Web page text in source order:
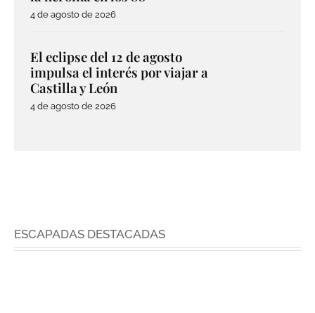
4 de agosto de 2026
El eclipse del 12 de agosto
impulsa el interés por viajar a
Castilla y León
4 de agosto de 2026
ESCAPADAS DESTACADAS